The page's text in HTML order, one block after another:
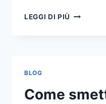
LEGGI DI PIÙ IL
BLOG
Come